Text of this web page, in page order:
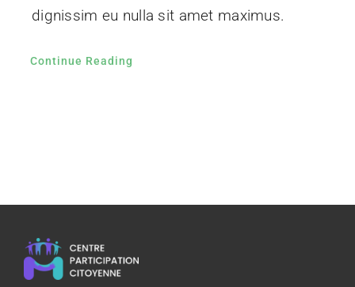
dignissim eu nulla sit amet maximus.
Continue Reading